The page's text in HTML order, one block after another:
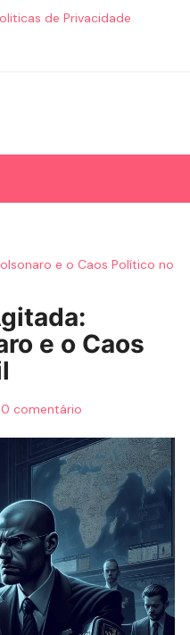
de Privacidade
e o Caos Político no
e o Caos
0 comentário